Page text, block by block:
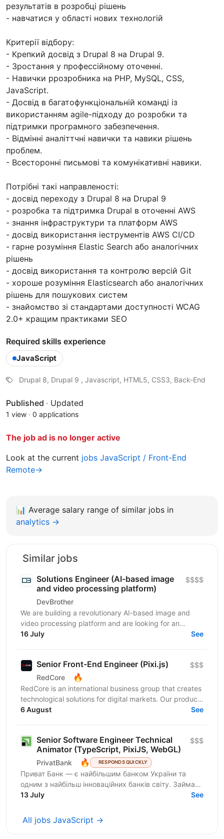
результатів в розробці рішень
- навчатися у області нових технологій
Критерії відбору:
- Крепкий досвід з Drupal 8 на Drupal 9.
- Зростання у профессійному оточенні.
- Навички ррозробника на PHP, MySQL, CSS,
JavaScript.
- Досвід в багатофункціональній команді із
використанням agile-підходу до розробки та
підтримки програмного забезпечення.
- Відмінні аналіттчні навички та навики рішень
проблем.
- Всесторонні письмові та комунікативні навики.
Потрібні такі направленості:
- досвід переходу з Drupal 8 на Drupal 9
- розробка та підтримка Drupal в оточенні AWS
- знання інфраструктури та платформ AWS
- досвід використання іеструментів AWS CI/CD
- гарне розуміння Elastic Search або аналогічних
рішень
- досвід використання та контролю версій Git
- хороше розуміння Elasticsearch або аналогічних
рішень для пошукових систем
- знайомство зі стандартами доступності WCAG
2.0+ кращим практиками SEО
Required skills experience
JavaScript
Drupal 8, Drupal 9 , Javascript, HTML5, CSS3, Back-End
Published · Updated
1 view · 0 applications
The job ad is no longer active
Look at the current jobs JavaScript / Front-End
Remote→
📊 Average salary range of similar jobs in
analytics →
Similar jobs
Solutions Engineer (AI-based image
and video processing platform)
DevBrother
$$$$
We are building a revolutionary AI-based image and
video processing platform and are looking for an
Integrations Engineer to help expand our customer
16 July See
Senior Front-End Engineer (Pixi.js)
RedCore 🔥
$$$
RedCore is an international business group that creates
technological solutions for digital markets. Our products
and services cover fintech, marketing,...
6 August See
Senior Software Engineer Technical
Animator (TypeScript, PixiJS, WebGL)
PrivatBank 🔥 RESPONDS QUICKLY
$$$
Приват Банк — є найбільшим банком України та
одним з найбільш інноваційних банків світу. Займає
лідируючі позиції за всіма фінансовими показниками
13 July See
All jobs JavaScript →